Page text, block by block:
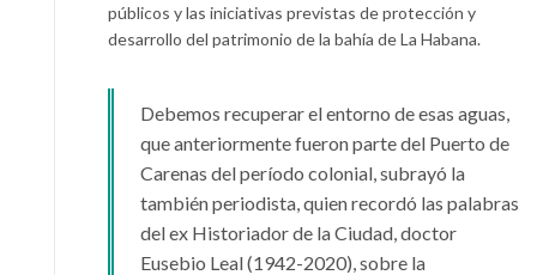
públicos y las iniciativas previstas de protección y
desarrollo del patrimonio de la bahía de La Habana.
Debemos recuperar el entorno de esas aguas,
que anteriormente fueron parte del Puerto de
Carenas del período colonial, subrayó la
también periodista, quien recordó las palabras
del ex Historiador de la Ciudad, doctor
Eusebio Leal (1942-2020), sobre la